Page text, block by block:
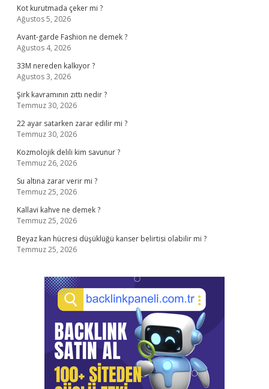
Kot kurutmada çeker mi ?
Ağustos 5, 2026
Avant-garde Fashion ne demek ?
Ağustos 4, 2026
33M nereden kalkıyor ?
Ağustos 3, 2026
Şirk kavramının zıttı nedir ?
Temmuz 30, 2026
22 ayar satarken zarar edilir mi ?
Temmuz 30, 2026
Kozmolojik delili kim savunur ?
Temmuz 26, 2026
Su altına zarar verir mi ?
Temmuz 25, 2026
Kallavi kahve ne demek ?
Temmuz 25, 2026
Beyaz kan hücresi düşüklüğü kanser belirtisi olabilir mi ?
Temmuz 25, 2026